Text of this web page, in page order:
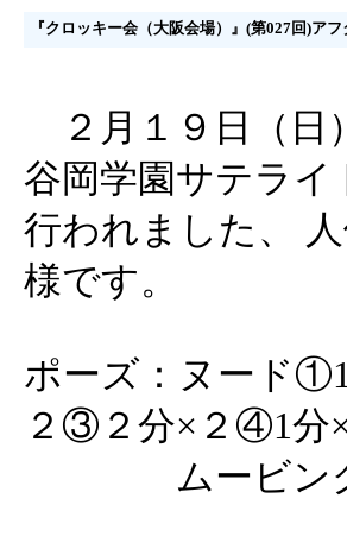
『クロッキー会（大阪会場）』(第027回)ア
２月１９日（日
谷岡学園サテライ
行われました、
様です。
ポーズ：ヌード
２③２分×２④1分
ムービング⑤